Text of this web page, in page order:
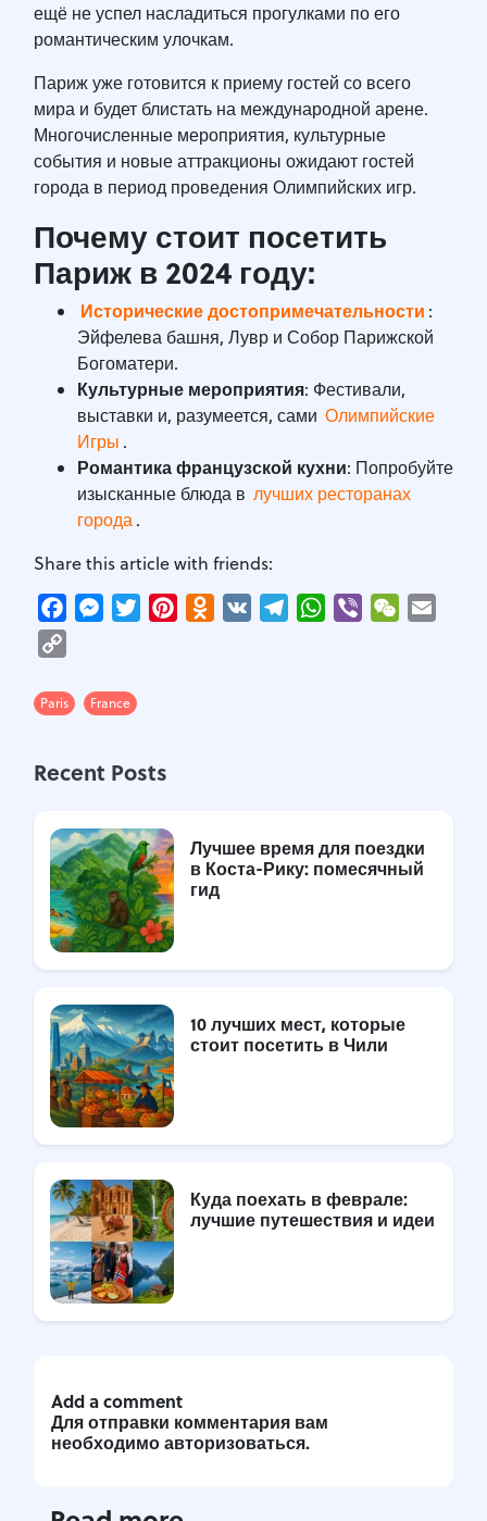
ещё не успел насладиться прогулками по его
романтическим улочкам.
Париж уже готовится к приему гостей со всего
мира и будет блистать на международной арене.
Многочисленные мероприятия, культурные
события и новые аттракционы ожидают гостей
города в период проведения Олимпийских игр.
Почему стоит посетить
Париж в 2024 году:
Исторические достопримечательности :
Эйфелева башня, Лувр и Собор Парижской
Богоматери.
Культурные мероприятия: Фестивали,
выставки и, разумеется, сами Олимпийские
Игры .
Романтика французской кухни: Попробуйте
изысканные блюда в лучших ресторанах
города.
Share this article with friends:
FacebookMessenger
TwitterPinterestOdnoklassniki
VK TelegramWhatsApp
Viber WeChat
Paris France
Recent Posts
Лучшее время для поездки
в Коста-Рику: помесячный
гид
10 лучших мест, которые
стоит посетить в Чили
Куда поехать в феврале:
лучшие путешествия и идеи
Add a comment
Для отправки комментария вам
необходимоавторизоваться.